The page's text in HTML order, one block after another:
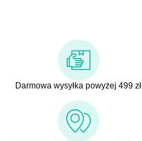
Darmowa wysyłka powyżej 499 zł